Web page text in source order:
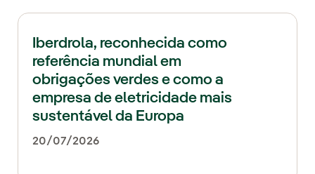
Iberdrola, reconhecida como
referência mundial em
obrigações verdes e como a
empresa de eletricidade mais
sustentável da Europa
20/07/2026